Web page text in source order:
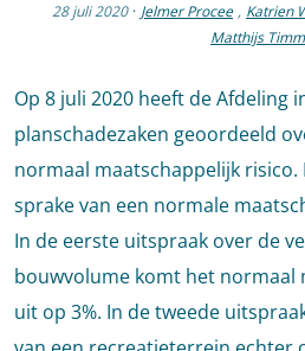
28 juli 2020 · Jelmer Procee , Katrien
Matthijs
Op 8 juli 2020 heeft de Afdeling
planschadezaken geoordeeld
normaal maatschappelijk risico.
sprake van een normale
In de eerste uitspraak over de
bouwvolume komt het normaal
uit op 3%. In de tweede